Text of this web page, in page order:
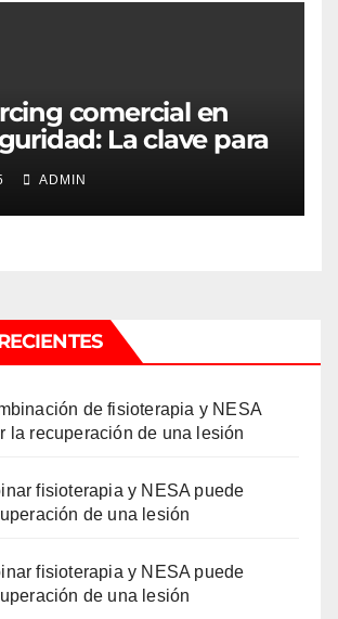
comercial en
La clave para
un entorno digital
ADMIN
de fisioterapia y NESA
la recuperación de una lesión
fisioterapia y NESA puede
de una lesión
fisioterapia y NESA puede
de una lesión